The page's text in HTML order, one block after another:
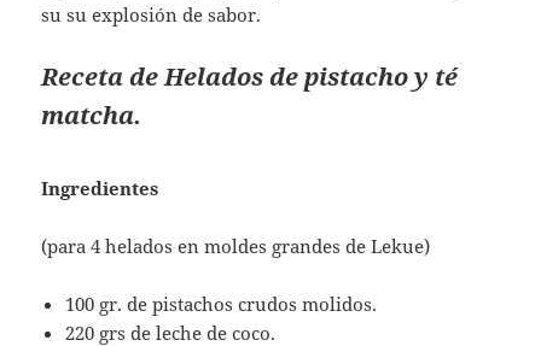
su su explosión de sabor.
Receta de Helados de pistacho y té
matcha.
Ingredientes
(para 4 helados en moldes grandes de Lekue)
100 gr. de pistachos crudos molidos.
220 grs de leche de coco.